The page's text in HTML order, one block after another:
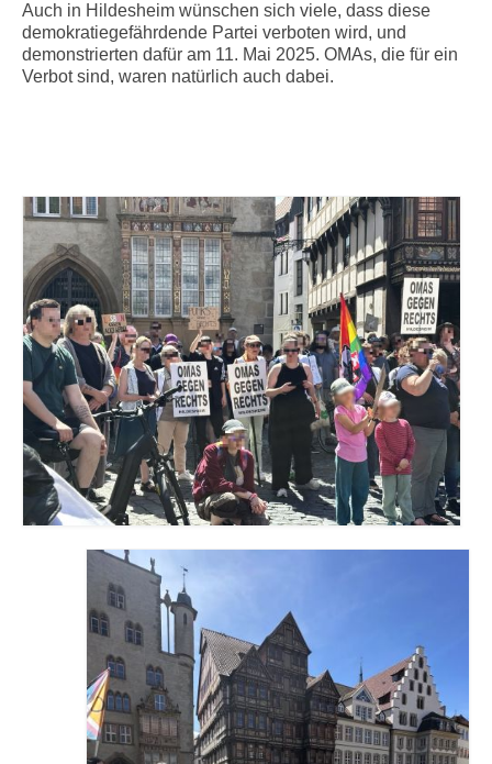
Auch in Hildesheim wünschen sich viele, dass diese
demokratiegefährdende Partei verboten wird, und
demonstrierten dafür am 11. Mai 2025. OMAs, die für ein
Verbot sind, waren natürlich auch dabei.